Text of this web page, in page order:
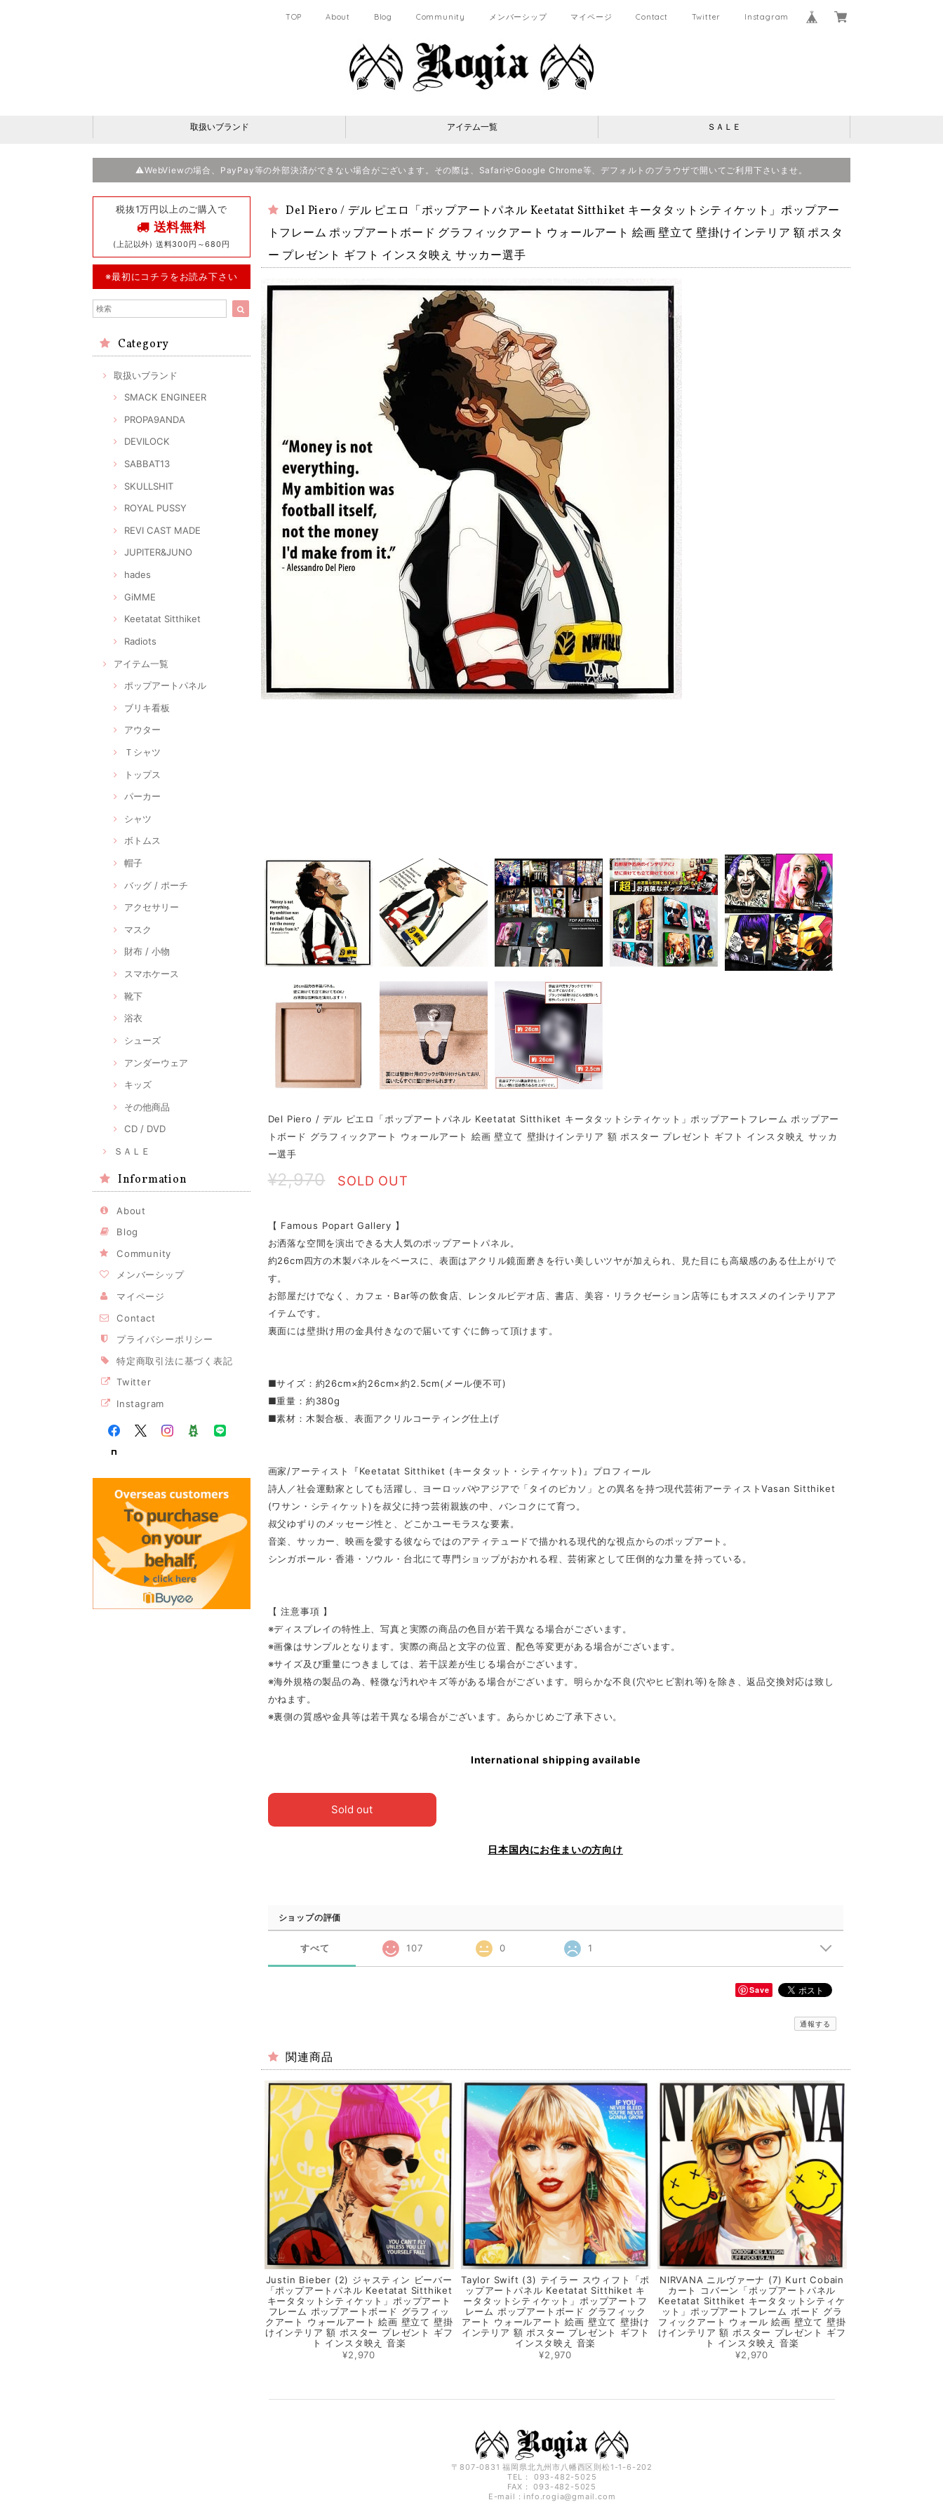
TOP About Blog Community メンバーシップ マイページ Contact Twitter Instagram
取扱いブランド アイテム一覧 ＳＡＬＥ
⚠️WebViewの場合、PayPay等の外部決済ができない場合がございます。その際は、SafariやGoogle Chrome等、デフォルトのブラウザで開いてご利用下さいませ。
税抜1万円以上のご購入で
送料無料
(上記以外) 送料300円～680円
※最初にコチラをお読み下さい
Category
取扱いブランド
SMACK ENGINEER
PROPA9ANDA
DEVILOCK
SABBAT13
SKULLSHIT
ROYAL PUSSY
REVI CAST MADE
JUPITER&JUNO
hades
GiMME
Keetatat Sitthiket
Radiots
アイテム一覧
ポップアートパネル
ブリキ看板
アウター
Ｔシャツ
トップス
パーカー
シャツ
ボトムス
帽子
バッグ / ポーチ
アクセサリー
マスク
財布 / 小物
スマホケース
靴下
浴衣
シューズ
アンダーウェア
キッズ
その他商品
CD / DVD
ＳＡＬＥ
Information
About
Blog
Community
メンバーシップ
マイページ
Contact
プライバシーポリシー
特定商取引法に基づく表記
Twitter
Instagram
Del Piero / デル ピエロ「ポップアートパネル Keetatat Sitthiket キータタットシティケット」ポップアー
トフレーム ポップアートボード グラフィックアート ウォールアート 絵画 壁立て 壁掛けインテリア 額 ポスタ
ー プレゼント ギフト インスタ映え サッカー選手
Del Piero / デル ピエロ「ポップアートパネル Keetatat Sitthiket キータタットシティケット」ポップアートフレーム ポップアー
トボード グラフィックアート ウォールアート 絵画 壁立て 壁掛けインテリア 額 ポスター プレゼント ギフト インスタ映え サッカ
ー選手
¥2,970 SOLD OUT
【 Famous Popart Gallery 】
お洒落な空間を演出できる大人気のポップアートパネル。
約26cm四方の木製パネルをベースに、表面はアクリル鏡面磨きを行い美しいツヤが加えられ、見た目にも高級感のある仕上がりで
す。
お部屋だけでなく、カフェ・Bar等の飲食店、レンタルビデオ店、書店、美容・リラクゼーション店等にもオススメのインテリアア
イテムです。
裏面には壁掛け用の金具付きなので届いてすぐに飾って頂けます。
■サイズ：約26cm×約26cm×約2.5cm(メール便不可)
■重量：約380g
■素材：木製合板、表面アクリルコーティング仕上げ
画家/アーティスト『Keetatat Sitthiket (キータタット・シティケット)』プロフィール
詩人／社会運動家としても活躍し、ヨーロッパやアジアで「タイのピカソ」との異名を持つ現代芸術アーティストVasan Sitthiket
(ワサン・シティケット)を叔父に持つ芸術親族の中、バンコクにて育つ。
叔父ゆずりのメッセージ性と、どこかユーモラスな要素。
音楽、サッカー、映画を愛する彼ならではのアティテュードで描かれる現代的な視点からのポップアート。
シンガポール・香港・ソウル・台北にて専門ショップがおかれる程、芸術家として圧倒的な力量を持っている。
【 注意事項 】
※ディスプレイの特性上、写真と実際の商品の色目が若干異なる場合がございます。
※画像はサンプルとなります。実際の商品と文字の位置、配色等変更がある場合がございます。
※サイズ及び重量につきましては、若干誤差が生じる場合がございます。
※海外規格の製品の為、軽微な汚れやキズ等がある場合がございます。明らかな不良(穴やヒビ割れ等)を除き、返品交換対応は致し
かねます。
※裏側の質感や金具等は若干異なる場合がございます。あらかじめご了承下さい。
International shipping available
Sold out
日本国内にお住まいの方向け
ショップの評価
すべて 107 0 1
Save
通報する
関連商品
Justin Bieber (2) ジャスティン ビーバー
「ポップアートパネル Keetatat Sitthiket
キータタットシティケット」ポップアート
フレーム ポップアートボード グラフィッ
クアート ウォールアート 絵画 壁立て 壁掛
けインテリア 額 ポスター プレゼント ギフ
ト インスタ映え 音楽
¥2,970
Taylor Swift (3) テイラー スウィフト「ポ
ップアートパネル Keetatat Sitthiket キ
ータタットシティケット」ポップアートフ
レーム ポップアートボード グラフィック
アート ウォールアート 絵画 壁立て 壁掛け
インテリア 額 ポスター プレゼント ギフト
インスタ映え 音楽
¥2,970
NIRVANA ニルヴァーナ (7) Kurt Cobain
カート コバーン「ポップアートパネル
Keetatat Sitthiket キータタットシティケ
ット」ポップアートフレーム ボード グラ
フィックアート ウォール 絵画 壁立て 壁掛
けインテリア 額 ポスター プレゼント ギフ
ト インスタ映え 音楽
¥2,970
〒807-0831 福岡県北九州市八幡西区則松1-1-6-202
TEL： 093-482-5025
FAX： 093-482-5025
E-mail： info.rogia@gmail.com